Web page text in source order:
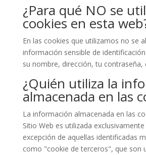
¿Para qué NO se
cookies en esta
En las cookies que utilizamos no se
información sensible de
su nombre, dirección, tu contraseña,
¿Quién utiliza la
almacenada en las
La información almacenada en las
Sitio Web es utilizada
excepción de aquellas identificadas
como "cookie de terceros", que son